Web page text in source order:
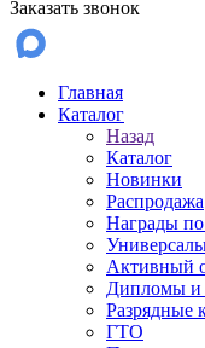
Заказать звонок
Главная
Каталог
Назад
Каталог
Новинки
Распродажа
Награды
Активный
Дипломы и
Разрядные
ГТО